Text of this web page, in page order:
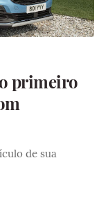
primeiro
de sua